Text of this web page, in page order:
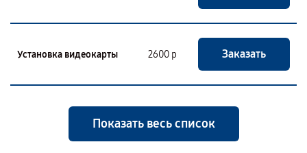
Установка видеокарты 2600 р Заказать
Показать весь список